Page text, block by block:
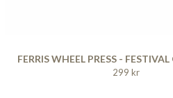
FERRIS WHEEL PRESS -
299 kr